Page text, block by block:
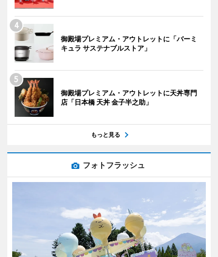
御殿場プレミアム・アウトレットに「バーミ
キュラ サステナブルストア」
御殿場プレミアム・アウトレットに天丼専門
店「日本橋 天丼 金子半之助」
もっと見る
フォトフラッシュ